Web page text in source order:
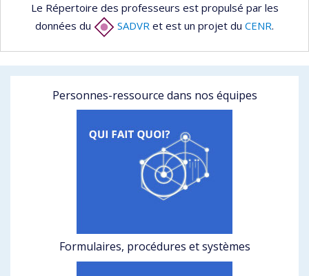
Le Répertoire des professeurs est propulsé par les
données du
SADVR et est un projet du CENR.
Personnes-ressource dans nos équipes
Formulaires, procédures et systèmes